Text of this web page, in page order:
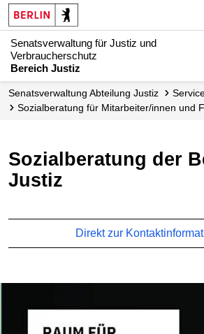
Senatsverwaltung für Justiz und
Verbraucherschutz
Bereich Justiz
Senats­verwaltung Abteilung Justiz
Sozialberatung für Mitarbeiter/innen und
Sozialberatung der Berliner
Justiz
Direkt zur